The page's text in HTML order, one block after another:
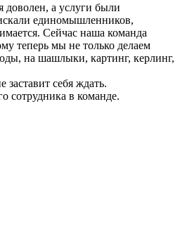
доволен, а услуги были
единомышленников,
Сейчас наша команда
теперь мы не только делаем
на шашлыки, картинг, керлинг,
себя ждать.
сотрудника в команде.